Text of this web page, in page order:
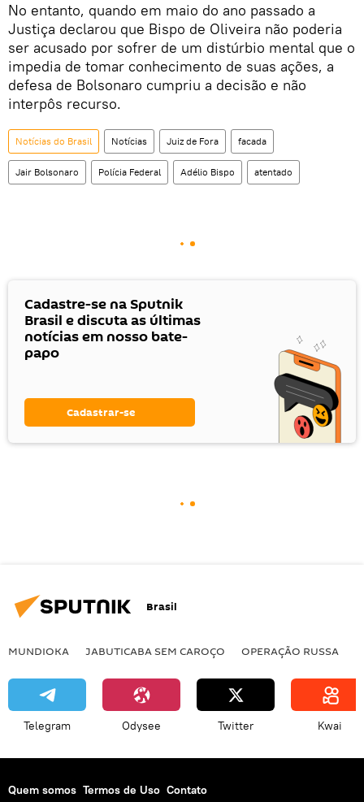
No entanto, quando em maio do ano passado a
Justiça declarou que Bispo de Oliveira não poderia
ser acusado por sofrer de um distúrbio mental que o
impedia de tomar conhecimento de suas ações, a
defesa de Bolsonaro cumpriu a decisão e não
interpôs recurso.
Notícias do Brasil Notícias Juiz de Fora facada
Jair Bolsonaro Polícia Federal Adélio Bispo atentado
Cadastre-se na Sputnik
Brasil e discuta as últimas
notícias em nosso bate-
papo
Cadastrar-se
Brasil
MUNDIOKA JABUTICABA SEM CAROÇO OPERAÇÃO RUSSA
Telegram Odysee Twitter Kwai
Quem somos Termos de Uso Contato